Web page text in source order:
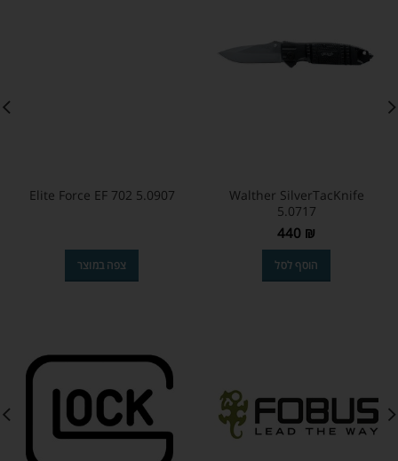
Walther SilverTacKnife
5.0717
440 ₪
הוסף לסל
Elite Force EF 702 5.0907
צפה במוצר